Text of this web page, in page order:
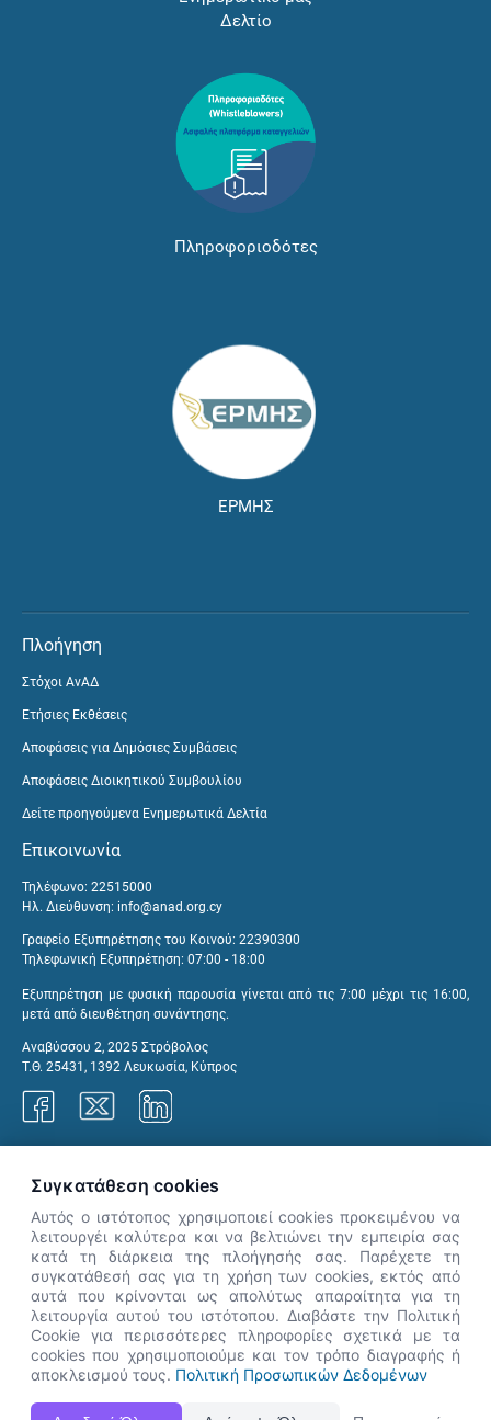
Δελτίο
Πληροφοριοδότες
ΕΡΜΗΣ
Πλοήγηση
Στόχοι ΑνΑΔ
Ετήσιες Εκθέσεις
Αποφάσεις για Δημόσιες Συμβάσεις
Αποφάσεις Διοικητικού Συμβουλίου
Δείτε προηγούμενα Ενημερωτικά Δελτία
Επικοινωνία
Τηλέφωνο: 22515000
Ηλ. Διεύθυνση: info@anad.org.cy
Γραφείο Εξυπηρέτησης του Κοινού: 22390300
Τηλεφωνική Εξυπηρέτηση: 07:00 - 18:00
Εξυπηρέτηση με φυσική παρουσία γίνεται από τις 7:00 μέχρι τις 16:00,
μετά από διευθέτηση συνάντησης.
Αναβύσσου 2, 2025 Στρόβολος
Τ.Θ. 25431, 1392 Λευκωσία, Κύπρος
Η Ιστοσελίδα ΑνΑΔ είναι πλήρως συμβατή με τις νεότερες εκδόσεις, Google Chrome, Mozilla Firefox,
👋 Καλώς ήρθες! Είμαι η Νόησις.
Πες μου πώς μπορώ να σε βοηθήσω
σήμερα.
Συγκατάθεση cookies
Αυτός ο ιστότοπος χρησιμοποιεί cookies προκειμένου να
λειτουργέι καλύτερα και να βελτιώνει την εμπειρία σας
κατά τη διάρκεια της πλοήγησής σας. Παρέχετε τη
συγκατάθεσή σας για τη χρήση των cookies, εκτός από
αυτά που κρίνονται ως απολύτως απαραίτητα για τη
λειτουργία αυτού του ιστότοπου. Διαβάστε την Πολιτική
Cookie για περισσότερες πληροφορίες σχετικά με τα
cookies που χρησιμοποιούμε και τον τρόπο διαγραφής ή
αποκλεισμού τους. Πολιτική Προσωπικών Δεδομένων